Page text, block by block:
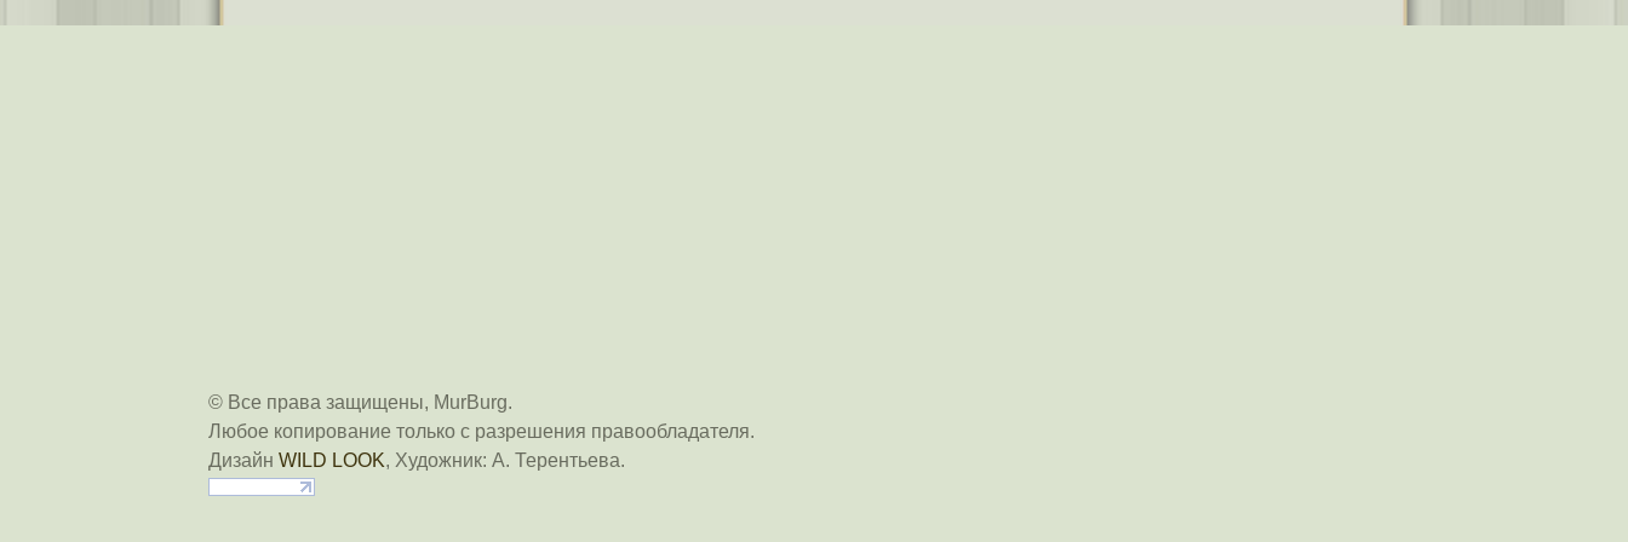
© Все права защищены, MurBurg.
Любое копирование только с разрешения правообладателя.
Дизайн WILD LOOK, Художник: А. Терентьева.